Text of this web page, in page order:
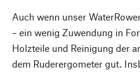
Auch wenn unser
– ein wenig Zuwendung in
Holzteile und Reinigung der
dem Ruderergometer gut.